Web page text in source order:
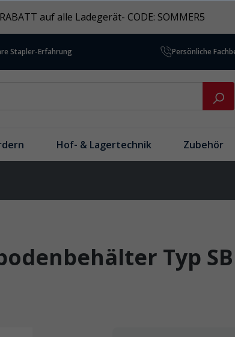
auf alle Ladegerät- CODE: SOMMER5
Stapler-Erfahrung Persönliche
Hof- & Lagertechnik Zubehör
Typ